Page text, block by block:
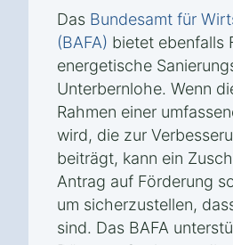
Das Bundesamt für
(BAFA) bietet ebenfalls
energetische
Unterbernlohe. Wenn
Rahmen einer
wird, die zur
beiträgt, kann ein
Antrag auf Förderung
um sicherzustellen,
sind. Das BAFA